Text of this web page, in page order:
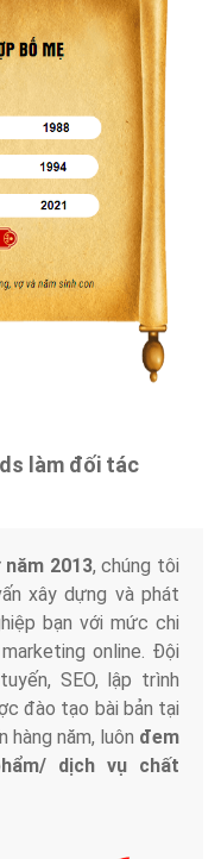
làm đối tác
2013, chúng tôi
xây dựng và phát
bạn với mức chi
online. Đội
SEO, lập trình
đào tạo bài bản tại
hàng năm, luôn đem
dịch vụ chất